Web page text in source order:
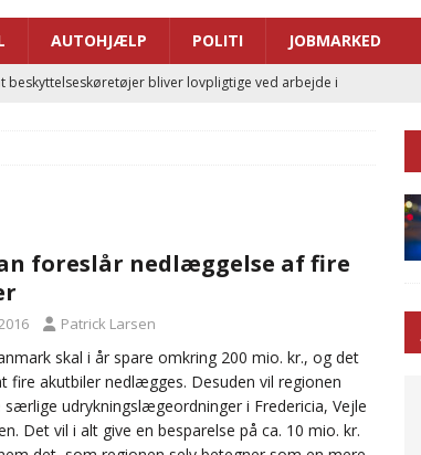
AUTOHJÆLP POLITI JOBMARKED
beskyttelseskøretøjer bliver lovpligtige ved arbejde i
foreslår nedlæggelse af fire
Patrick Larsen
skal i år spare omkring 200 mio. kr., og det
fire akutbiler nedlægges. Desuden vil regionen
udrykningslægeordninger i Fredericia, Vejle
Det vil i alt give en besparelse på ca. 10 mio. kr.